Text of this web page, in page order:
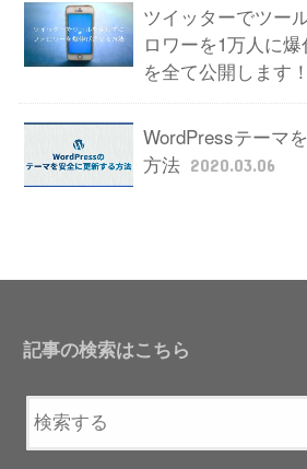
ツイッターでツー
ロワーを1万人に
を全て公開します！
WordPressテーマ
方法 2020.03.06
記事の検索はこちら